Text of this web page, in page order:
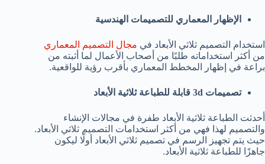
الإظهار المعماري للتصميمات الهندسية
استخدام التصميم ثلاثي الأبعاد في مجال التصميم المعماري
من أكثر استخداماته طلبًا من أصحاب الأعمال لما أثبته من
براعة في إظهار المخطط المعماري بأقرب رؤية للواقعية.
تصميمات 3d قابلة للطباعة ثلاثية الأبعاد
أحدثت الطباعة ثلاثية الأبعاد طفرة في مجالات الإنشاء
والتصميم لهذا فهي من أكثر استخدامات التصميم ثلاثي الأبعاد.
حيث يتم تجهيز الرسم في تصميم ثلاثي الأبعاد أولًا ليكون
جاهزًا للطباعة ثلاثية الأبعاد.